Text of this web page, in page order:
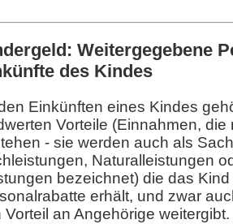
Weitergegebene
des Kindes
Einkünften eines Kindes
Vorteile (Einnahmen, die
- sie werden auch als
Naturalleistungen
bezeichnet) die das
erhält, und zwar
Vorteil an Angehörige weitergibt.